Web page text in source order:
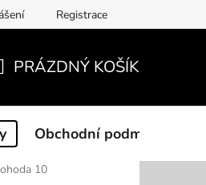
Registrace
PRÁZDNÝ KOŠÍK
Obchodní podmínky
10